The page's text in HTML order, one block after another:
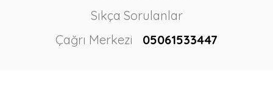
Sıkça Sorulanlar
Çağrı Merkezi
05061533447